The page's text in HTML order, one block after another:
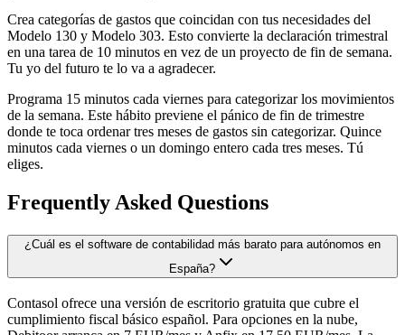
Crea categorías de gastos que coincidan con tus necesidades del
Modelo 130 y Modelo 303. Esto convierte la declaración trimestral
en una tarea de 10 minutos en vez de un proyecto de fin de semana.
Tu yo del futuro te lo va a agradecer.
Programa 15 minutos cada viernes para categorizar los movimientos
de la semana. Este hábito previene el pánico de fin de trimestre
donde te toca ordenar tres meses de gastos sin categorizar. Quince
minutos cada viernes o un domingo entero cada tres meses. Tú
eliges.
Frequently Asked Questions
¿Cuál es el software de contabilidad más barato para autónomos en
España?
Contasol ofrece una versión de escritorio gratuita que cubre el
cumplimiento fiscal básico español. Para opciones en la nube,